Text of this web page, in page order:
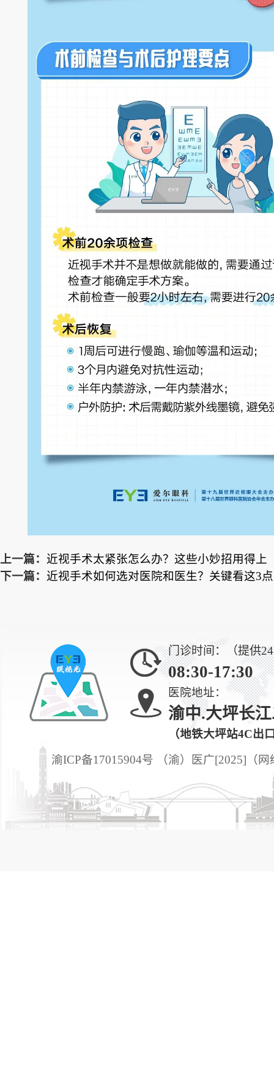
上一篇： 近视手术太紧张怎么办？这些小妙招用得上
下一篇： 近视手术如何选对医院和医生？关键看这3点
门诊时间：（提供
08:30-17:30
医院地址：
渝中.大坪长
（地铁大坪站4C出
渝ICP备17015904号 （渝）医广[2025]（网